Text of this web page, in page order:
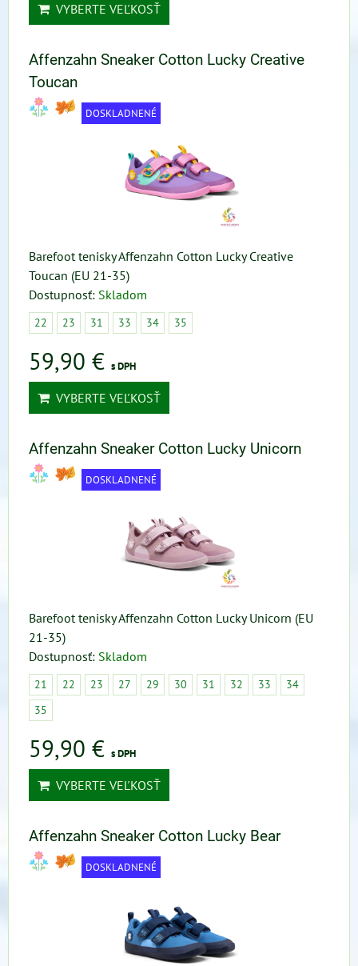
VYBERTE VEĽKOSŤ
Affenzahn Sneaker Cotton Lucky Creative
Toucan
DOSKLADNENÉ
Barefoot tenisky Affenzahn Cotton Lucky Creative
Toucan (EU 21-35)
Dostupnosť: Skladom
22 23 31 33 34 35
59,90 € s DPH
VYBERTE VEĽKOSŤ
Affenzahn Sneaker Cotton Lucky Unicorn
DOSKLADNENÉ
Barefoot tenisky Affenzahn Cotton Lucky Unicorn (EU
21-35)
Dostupnosť: Skladom
21 22 23 27 29 30 31 32 33
34
35
59,90 € s DPH
VYBERTE VEĽKOSŤ
Affenzahn Sneaker Cotton Lucky Bear
DOSKLADNENÉ